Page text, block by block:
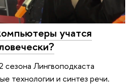
учатся
сезона Лингвоподкаста
технологии и синтез речи.